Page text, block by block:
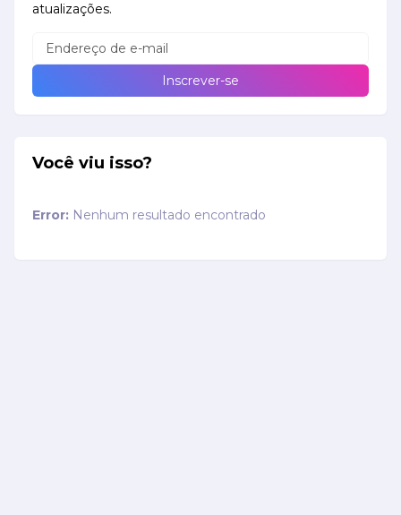
atualizações.
Você viu isso?
Error: Nenhum resultado encontrado